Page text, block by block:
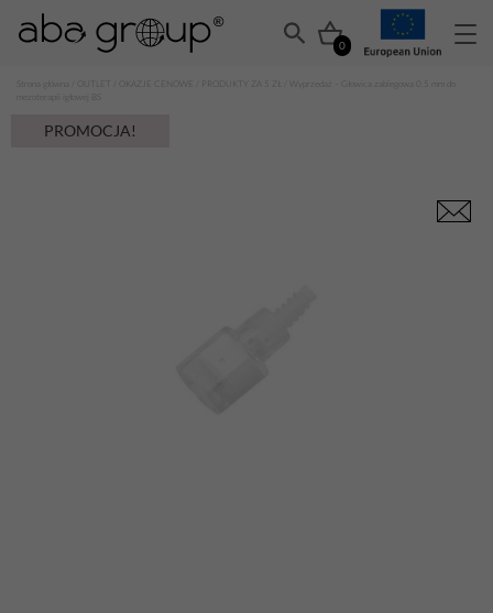
0
OKAZJE CENOWE PRODUKTY ZA 5 ZŁ
PROMOCJA!